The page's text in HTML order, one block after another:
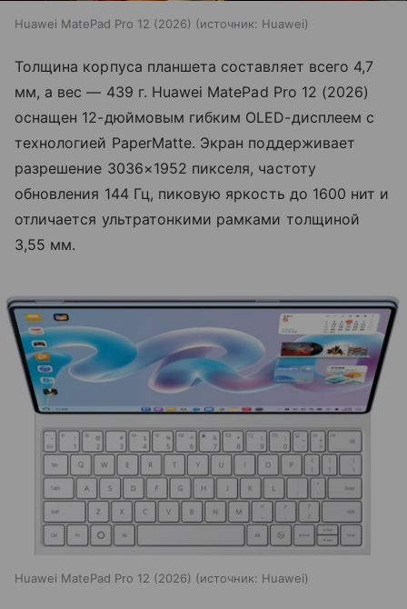
Huawei MatePad Pro 12 (2026) источник: Huawei
Толщина корпуса планшета составляет всего 4,7
мм, а вес — 439 г. Huawei MatePad Pro 12 (2026)
оснащен 12-дюймовым гибким OLED-дисплеем с
технологией PaperMatte. Экран поддерживает
разрешение 3036×1952 пикселя, частоту
обновления 144 Гц, пиковую яркость до 1600 нит и
отличается ультратонкими рамками толщиной
3,55 мм.
Huawei MatePad Pro 12 (2026) источник: Huawei